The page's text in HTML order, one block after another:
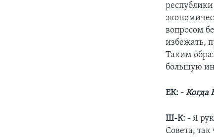
вопросом
избежать,
Таким
большую
ЕК: - Когда
Ш-К: - Я
Совета,